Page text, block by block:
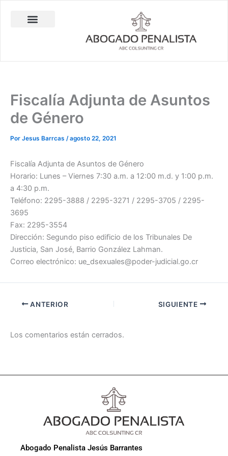
Fiscalía Adjunta de Asuntos
de Género
Por Jesus Barrcas /agosto 22, 2021
Fiscalía Adjunta de Asuntos de Género
Horario: Lunes – Viernes 7:30 a.m. a 12:00 m.d. y 1:00 p.m.
a 4:30 p.m.
Teléfono: 2295-3888 / 2295-3271 / 2295-3705 / 2295-
3695
Fax: 2295-3554
Dirección: Segundo piso edificio de los Tribunales De
Justicia, San José, Barrio González Lahman.
Correo electrónico: ue_dsexuales@poder-judicial.go.cr
ANTERIOR SIGUIENTE
Los comentarios están cerrados.
Abogado Penalista Jesús Barrantes